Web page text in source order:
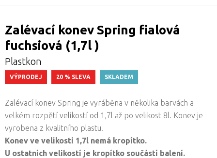
Zalévací konev Spring fialová
fuchsiová (1,7l )
Plastkon
VÝPRODEJ 20 % SLEVA SKLADEM
Zalévací konev Spring je vyráběna v několika barvách a
velkém rozpětí velikostí od 1,7l až po velikost 8l. Konev je
vyrobena z kvalitního plastu.
Konev ve velikosti 1,7l nemá kropítko.
U ostatních velikostí je kropítko součástí balení.